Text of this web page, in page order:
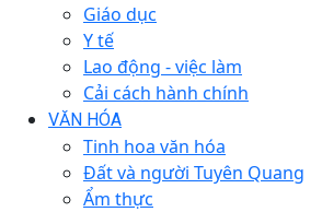
Giáo dục
Y tế
Lao động - việc làm
Cải cách hành chính
VĂN HÓA
Tinh hoa văn hóa
Đất và người Tuyên Quang
Ẩm thực